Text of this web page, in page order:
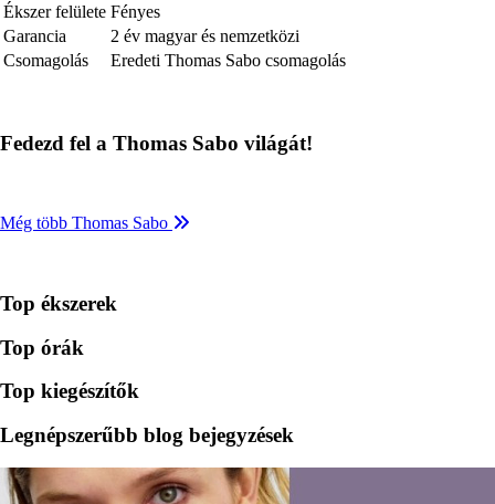
Ékszer felülete Fényes
Garancia
2 év magyar és nemzetközi
Csomagolás
Eredeti Thomas Sabo csomagolás
Fedezd fel a Thomas Sabo világát!
Még több Thomas Sabo
Top ékszerek
Top órák
Top kiegészítők
Legnépszerűbb blog bejegyzések